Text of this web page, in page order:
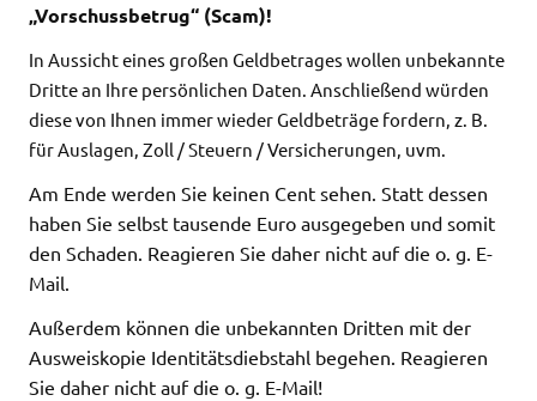
„Vorschussbetrug“ (Scam)!
In Aussicht eines großen Geldbetrages wollen unbekannte
Dritte an Ihre persönlichen Daten. Anschließend würden
diese von Ihnen immer wieder Geldbeträge fordern, z. B.
für Auslagen, Zoll / Steuern / Versicherungen, uvm.
Am Ende werden Sie keinen Cent sehen. Statt dessen
haben Sie selbst tausende Euro ausgegeben und somit
den Schaden. Reagieren Sie daher nicht auf die o. g. E-
Mail.
Außerdem können die unbekannten Dritten mit der
Ausweiskopie Identitätsdiebstahl begehen. Reagieren
Sie daher nicht auf die o. g. E-Mail!